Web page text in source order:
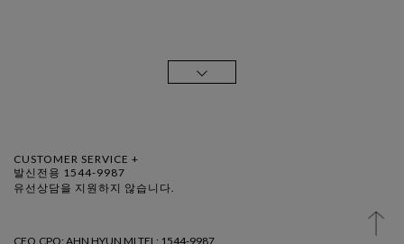
CUSTOMER SERVICE +
발신전용 1544-9987
유선상담을 지원하지 않습니다.
CEO.CPO: AHN HYUN MI TEL: 1544-9987